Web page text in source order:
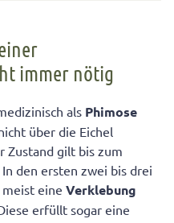
operiert
immer nötig
als Phimose
über die Eichel
Zustand gilt bis zum
den ersten zwei bis drei
eine Verklebung
erfüllt sogar eine